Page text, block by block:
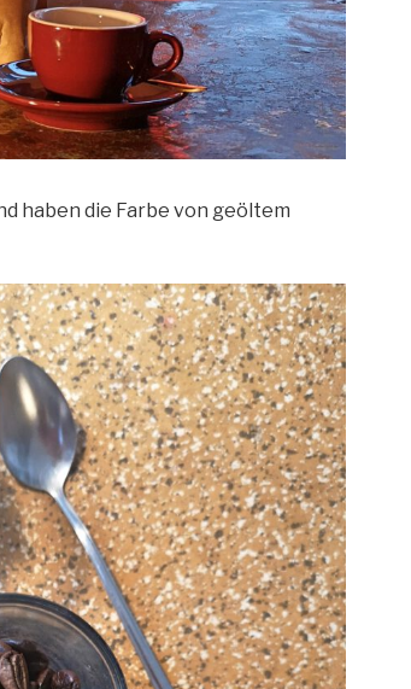
haben die Farbe von geöltem